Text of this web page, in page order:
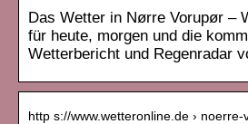
Das Wetter in Nørre Vorupør –
für heute, morgen und die
Wetterbericht und Regenradar
http s://www.wetteronline.de › noerre-